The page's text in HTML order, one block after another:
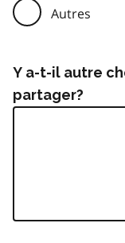
Autres
Y a-t-il autre
partager?